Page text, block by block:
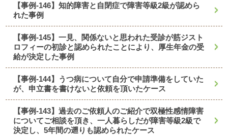
【事例-146】知的障害と自閉症で障害等級2級が認めら
れた事例
【事例-145】一見、関係ないと思われた受診が筋ジスト
ロフィーの初診と認められたことにより、厚生年金の受
給が決定した事例
【事例-144】うつ病について自分で申請準備をしていた
が、申立書を書けないと依頼を頂いたケース
【事例-143】過去のご依頼人のご紹介で双極性感情障害
についてご相談を頂き、一人暮らしだが障害等級2級で
決定し、5年間の遡りも認められたケース